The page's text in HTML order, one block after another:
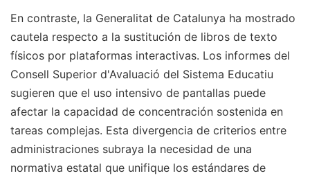
En contraste, la Generalitat de Catalunya ha mostrado
cautela respecto a la sustitución de libros de texto
físicos por plataformas interactivas. Los informes del
Consell Superior d'Avaluació del Sistema Educatiu
sugieren que el uso intensivo de pantallas puede
afectar la capacidad de concentración sostenida en
tareas complejas. Esta divergencia de criterios entre
administraciones subraya la necesidad de una
normativa estatal que unifique los estándares de